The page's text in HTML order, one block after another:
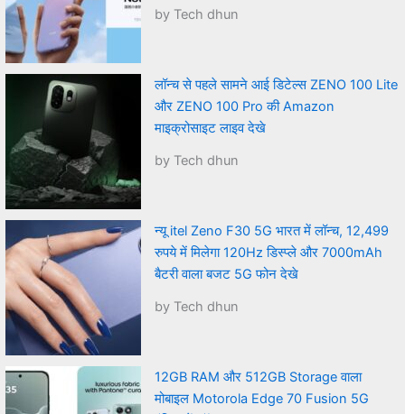
by Tech dhun
लॉन्च से पहले सामने आई डिटेल्स ZENO 100 Lite
और ZENO 100 Pro की Amazon
माइक्रोसाइट लाइव देखे
by Tech dhun
न्यू itel Zeno F30 5G भारत में लॉन्च, 12,499
रुपये में मिलेगा 120Hz डिस्प्ले और 7000mAh
बैटरी वाला बजट 5G फोन देखे
by Tech dhun
12GB RAM और 512GB Storage वाला
मोबाइल Motorola Edge 70 Fusion 5G